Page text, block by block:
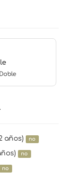
años) no
no
no